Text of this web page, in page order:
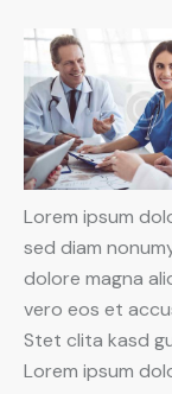
Lorem ipsum
sed diam
dolore magna
vero eos et
Stet clita kasd
Lorem ipsum